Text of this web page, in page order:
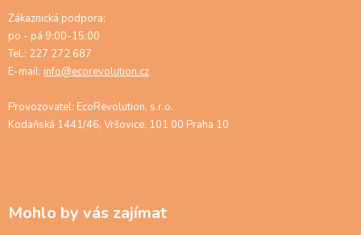
Zákaznická podpora:
po - pá 9:00-15:00
Tel.: 227 272 687
E-mail: info@ecorevolution.cz
Provozovatel: EcoRevolution, s.r.o.
Kodaňská 1441/46, Vršovice, 101 00 Praha 10
Mohlo by vás zajímat